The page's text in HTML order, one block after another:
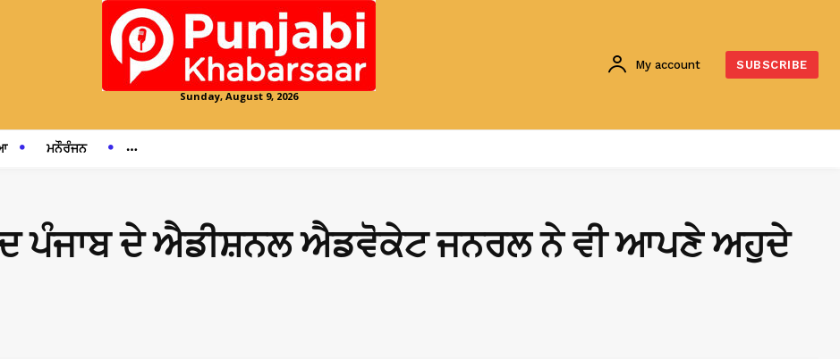
Sunday, August 9, 2026
My account SUBSCRIBE
ਮਨੌਰੰਜਨ
ਪੰਜਾਬ ਦੇ ਐਡੀਸ਼ਨਲ ਐਡਵੋਕੇਟ ਜਨਰਲ ਨੇ ਵੀ ਆਪਣੇ ਅਹੁਦੇ